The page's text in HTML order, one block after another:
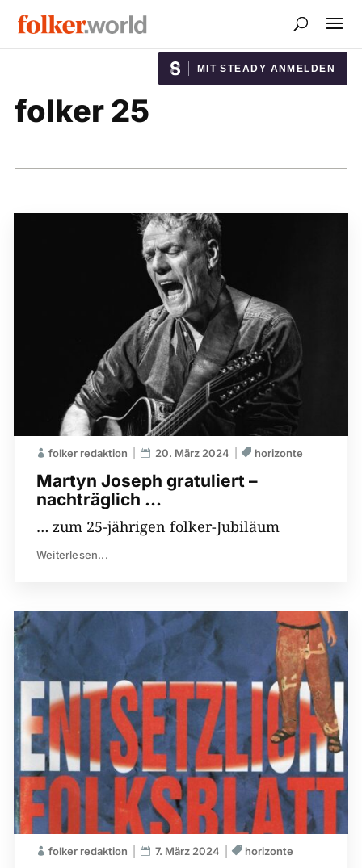
MIT STEADY ANMELDEN
folker 25
Martyn Joseph gratuliert –
nachträglich …
folker redaktion 20. März 2024 horizonte
… zum 25-jährigen folker-Jubiläum
Weiterlesen...
folker redaktion 7. März 2024 horizonte